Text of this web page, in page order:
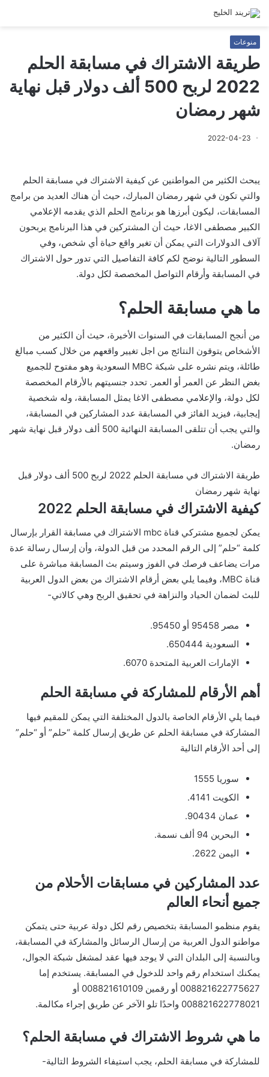
منوعات
طريقة الاشتراك في مسابقة الحلم
2022 لربح 500 ألف دولار قبل نهاية
شهر رمضان
2022-04-23
يبحث الكثير من المواطنين عن كيفية الاشتراك في مسابقة الحلم
والتي تكون في شهر رمضان المبارك، حيث أن هناك العديد من برامج
المسابقات، ليكون أبرزها هو برنامج الحلم الذي يقدمه الإعلامي
الكبير مصطفى الاغا، حيث أن المشتركين في هذا البرنامج يربحون
آلاف الدولارات التي يمكن أن تغير واقع حياة أي شخص، وفي
السطور التالية نوضح لكم كافة التفاصيل التي تدور حول الاشتراك
في المسابقة وأرقام التواصل المخصصة لكل دولة.
ما هي مسابقة الحلم؟
من أنجح المسابقات في السنوات الأخيرة، حيث أن الكثير من
الأشخاص يتوقون النتائج من اجل تغيير واقعهم من خلال كسب مبالغ
طائلة، ويتم نشره على شبكة MBC السعودية وهو مفتوح للجميع
بغض النظر عن العمر أو العمر. تحدد جنسيتهم بالأرقام المخصصة
لكل دولة، والإعلامي مصطفى الاغا يمثل المسابقة، وله شخصية
إيجابية، فيزيد الفائز في المسابقة عدد المشاركين في المسابقة،
والتي يجب أن تتلقى المسابقة النهائية 500 ألف دولار قبل نهاية شهر
رمضان.
طريقة الاشتراك في مسابقة الحلم 2022 لربح 500 ألف دولار قبل
نهاية شهر رمضان
كيفية الاشتراك في مسابقة الحلم 2022
يمكن لجميع مشتركي قناة mbc الاشتراك في مسابقة القرار بإرسال
كلمة “حلم” إلى الرقم المحدد من قبل الدولة، وأن إرسال رسالة عدة
مرات يضاعف فرصك في الفوز وسيتم بث المسابقة مباشرة على
قناة MBC، وفيما يلي بعض أرقام الاشتراك من بعض الدول العربية
للبث لضمان الحياد والنزاهة في تحقيق الربح وهي كالاتي-
مصر 95458 أو 95450.
السعودية 650444.
الإمارات العربية المتحدة 6070.
أهم الأرقام للمشاركة في مسابقة الحلم
فيما يلي الأرقام الخاصة بالدول المختلفة التي يمكن للمقيم فيها
المشاركة في مسابقة الحلم عن طريق إرسال كلمة “حلم” أو “حلم”
إلى أحد الأرقام التالية
سوريا 1555
الكويت 4141.
عمان 90434.
البحرين 94 ألف نسمة.
اليمن 2622.
عدد المشاركين في مسابقات الأحلام من
جميع أنحاء العالم
يقوم منظمو المسابقة بتخصيص رقم لكل دولة عربية حتى يتمكن
مواطنو الدول العربية من إرسال الرسائل والمشاركة في المسابقة،
وبالنسبة إلى البلدان التي لا يوجد فيها عقد لمشغل شبكة الجوال،
يمكنك استخدام رقم واحد للدخول في المسابقة. يستخدم إما
008821622775627 أو رقمين 008821610109 أو
008821622778021 واحدًا تلو الآخر عن طريق إجراء مكالمة.
ما هي شروط الاشتراك في مسابقة الحلم؟
للمشاركة في مسابقة الحلم، يجب استيفاء الشروط التالية-